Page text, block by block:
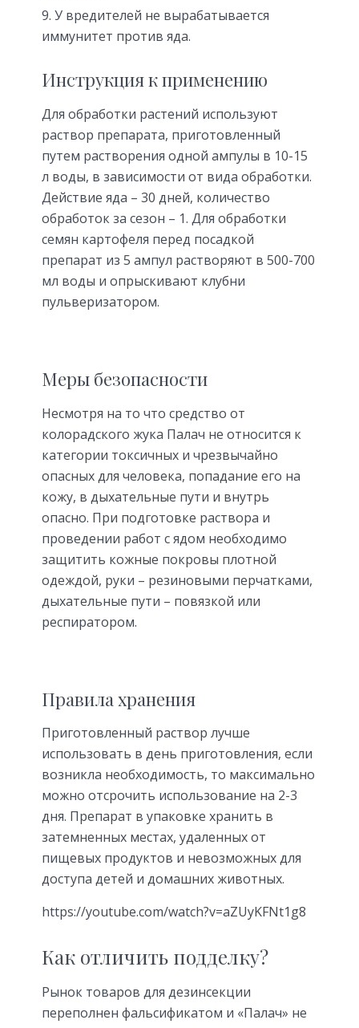
У вредителей не вырабатывается
иммунитет против яда.
Инструкция к применению
Для обработки растений используют
раствор препарата, приготовленный
путем растворения одной ампулы в 10-15
л воды, в зависимости от вида обработки.
Действие яда – 30 дней, количество
обработок за сезон – 1. Для обработки
семян картофеля перед посадкой
препарат из 5 ампул растворяют в 500-700
мл воды и опрыскивают клубни
пульверизатором.
Меры безопасности
Несмотря на то что средство от
колорадского жука Палач не относится к
категории токсичных и чрезвычайно
опасных для человека, попадание его на
кожу, в дыхательные пути и внутрь
опасно. При подготовке раствора и
проведении работ с ядом необходимо
защитить кожные покровы плотной
одеждой, руки – резиновыми перчатками,
дыхательные пути – повязкой или
респиратором.
Правила хранения
Приготовленный раствор лучше
использовать в день приготовления, если
возникла необходимость, то максимально
можно отсрочить использование на 2-3
дня. Препарат в упаковке хранить в
затемненных местах, удаленных от
пищевых продуктов и невозможных для
доступа детей и домашних животных.
https://youtube.com/watch?v=aZUyKFNt1g8
Как отличить подделку?
Рынок товаров для дезинсекции
переполнен фальсификатом и «Палач» не